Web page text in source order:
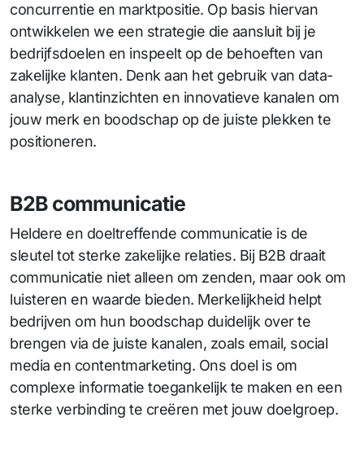
concurrentie en marktpositie. Op basis hiervan
ontwikkelen we een strategie die aansluit bij je
bedrijfsdoelen en inspeelt op de behoeften van
zakelijke klanten. Denk aan het gebruik van data-
analyse, klantinzichten en innovatieve kanalen om
jouw merk en boodschap op de juiste plekken te
positioneren.
B2B communicatie
Heldere en doeltreffende communicatie is de
sleutel tot sterke zakelijke relaties. Bij B2B draait
communicatie niet alleen om zenden, maar ook om
luisteren en waarde bieden. Merkelijkheid helpt
bedrijven om hun boodschap duidelijk over te
brengen via de juiste kanalen, zoals email, social
media en contentmarketing. Ons doel is om
complexe informatie toegankelijk te maken en een
sterke verbinding te creëren met jouw doelgroep.